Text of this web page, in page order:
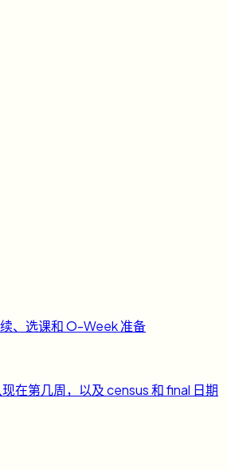
、选课和 O-Week 准备
在第几周，以及 census 和 final 日期